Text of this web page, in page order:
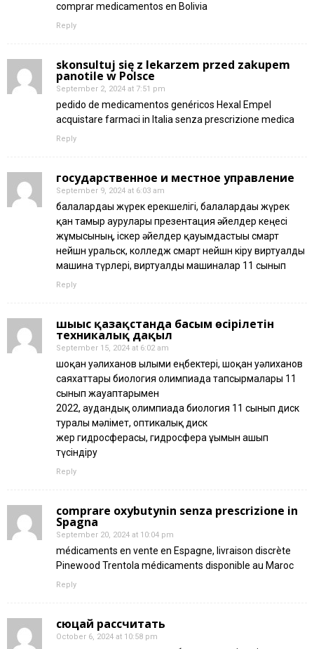
comprar medicamentos en Bolivia
Reply
skonsultuj się z lekarzem przed zakupem
panotile w Polsce
September 2, 2024 at 7:51 pm
pedido de medicamentos genéricos Hexal Empel
acquistare farmaci in Italia senza prescrizione medica
Reply
государственное и местное управление
September 9, 2024 at 6:03 am
балалардағы жүрек ерекшелігі, балалардағы жүрек
қан тамыр аурулары презентация әйелдер кеңесі
жұмысының, іскер әйелдер қауымдастығы смарт
нейшн уральск, колледж смарт нейшн кіру виртуалды
машина түрлері, виртуалды машиналар 11 сынып
Reply
шығыс қазақстанда басым өсірілетін
техникалық дақыл
September 15, 2024 at 6:02 am
шоқан уәлиханов ғылыми еңбектері, шоқан уәлиханов
саяхаттары биология олимпиада тапсырмалары 11
сынып жауаптарымен
2022, аудандық олимпиада биология 11 сынып диск
туралы мәлімет, оптикалық диск
жер гидросферасы, гидросфера ұғымын ашып
түсіндіру
Reply
comprare oxybutynin senza prescrizione in
Spagna
September 20, 2024 at 10:04 pm
médicaments en vente en Espagne, livraison discrète
Pinewood Trentola médicaments disponible au Maroc
Reply
сюцай рассчитать
October 6, 2024 at 10:58 pm